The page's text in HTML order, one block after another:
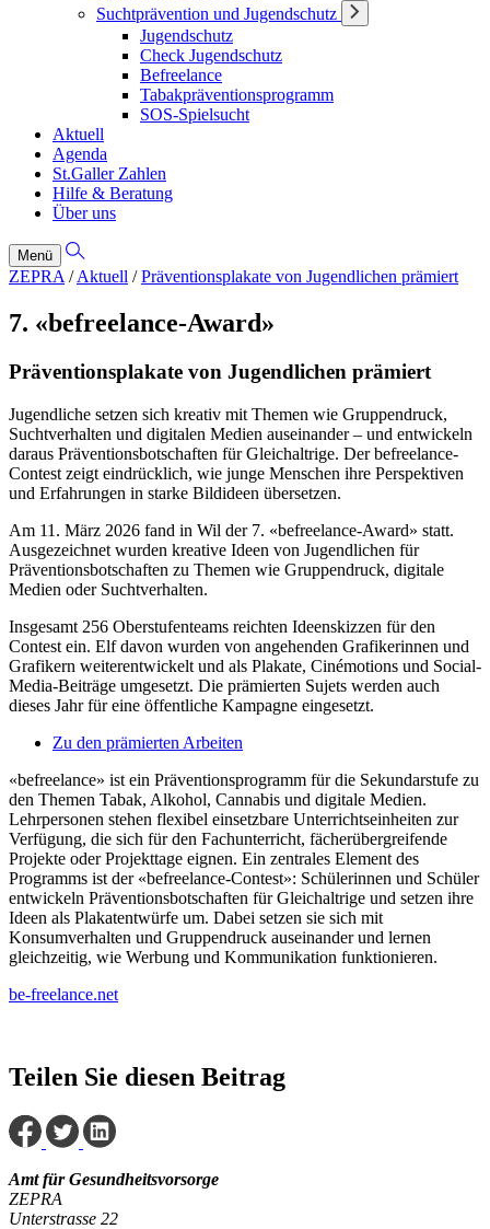
Suchtprävention und Jugendschutz
Jugendschutz
Check Jugendschutz
Befreelance
Tabakpräventionsprogramm
SOS-Spielsucht
Aktuell
Agenda
St.Galler Zahlen
Hilfe & Beratung
Über uns
Menü
ZEPRA / Aktuell / Präventionsplakate von Jugendlichen prämiert
7. «befreelance-Award»
Präventionsplakate von Jugendlichen prämiert
Jugendliche setzen sich kreativ mit Themen wie Gruppendruck,
Suchtverhalten und digitalen Medien auseinander – und entwickeln
daraus Präventionsbotschaften für Gleichaltrige. Der befreelance-
Contest zeigt eindrücklich, wie junge Menschen ihre Perspektiven
und Erfahrungen in starke Bildideen übersetzen.
Am 11. März 2026 fand in Wil der 7. «befreelance-Award» statt.
Ausgezeichnet wurden kreative Ideen von Jugendlichen für
Präventionsbotschaften zu Themen wie Gruppendruck, digitale
Medien oder Suchtverhalten.
Insgesamt 256 Oberstufenteams reichten Ideenskizzen für den
Contest ein. Elf davon wurden von angehenden Grafikerinnen und
Grafikern weiterentwickelt und als Plakate, Cinémotions und Social-
Media-Beiträge umgesetzt. Die prämierten Sujets werden auch
dieses Jahr für eine öffentliche Kampagne eingesetzt.
Zu den prämierten Arbeiten
«befreelance» ist ein Präventionsprogramm für die Sekundarstufe zu
den Themen Tabak, Alkohol, Cannabis und digitale Medien.
Lehrpersonen stehen flexibel einsetzbare Unterrichtseinheiten zur
Verfügung, die sich für den Fachunterricht, fächerübergreifende
Projekte oder Projekttage eignen. Ein zentrales Element des
Programms ist der «befreelance-Contest»: Schülerinnen und Schüler
entwickeln Präventionsbotschaften für Gleichaltrige und setzen ihre
Ideen als Plakatentwürfe um. Dabei setzen sie sich mit
Konsumverhalten und Gruppendruck auseinander und lernen
gleichzeitig, wie Werbung und Kommunikation funktionieren.
be-freelance.net
Teilen Sie diesen Beitrag
Amt für Gesundheitsvorsorge
ZEPRA
Unterstrasse 22